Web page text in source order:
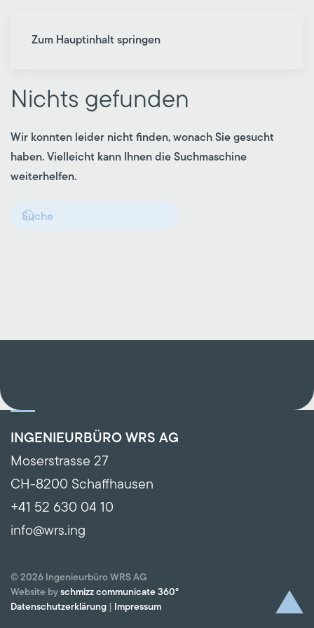
Zum Hauptinhalt springen
Nichts gefunden
Wir konnten leider nicht finden, wonach Sie gesucht
haben. Vielleicht kann Ihnen die Suchmaschine
weiterhelfen.
INGENIEURBÜRO WRS AG
Moserstrasse 27
CH-8200 Schaffhausen
+41 52 630 04 10
info@wrs.ing
©2026 Ingenieurbüro WRS AG
Website byschmizz communicate 360°
Datenschutzerklärung | Impressum